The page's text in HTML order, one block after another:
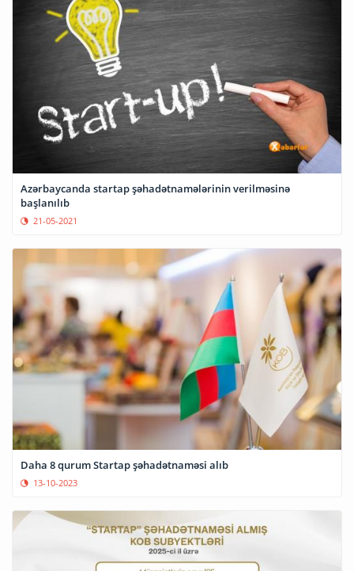
Azərbaycanda startap şəhadətnamələrinin verilməsinə
başlanılıb
21-05-2021
Daha 8 qurum Startap şəhadətnaməsi alıb
13-10-2023